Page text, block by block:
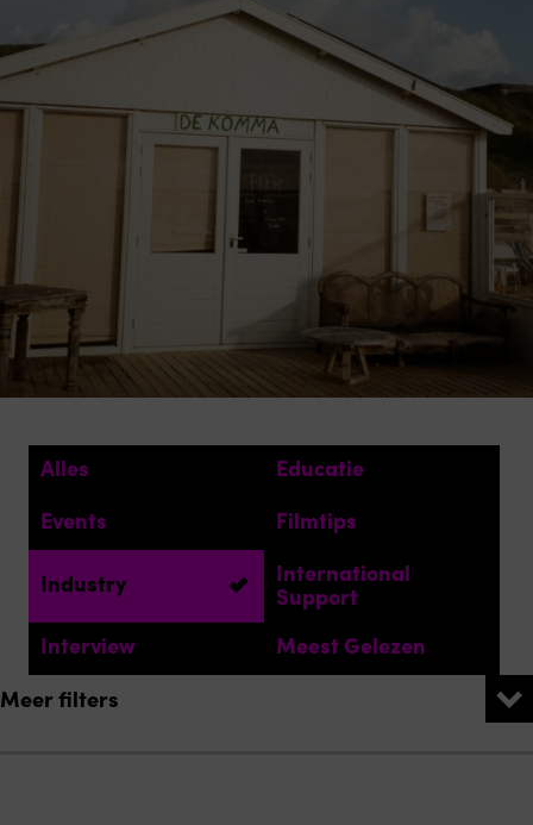
Alles
Educatie
Events
Filmtips
Industry
International
Support
Interview
Meest Gelezen
Meer filters